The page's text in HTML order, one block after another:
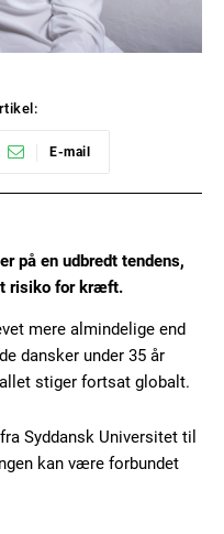
E-mail
på en udbredt tendens,
risiko for kræft.
mere almindelige end
dansker under 35 år
stiger fortsat globalt.
Syddansk Universitet til
kan være forbundet